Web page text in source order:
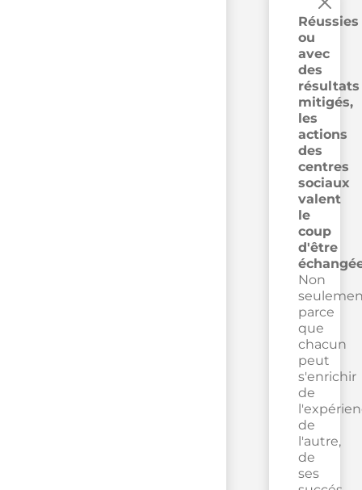
Réussies
ou
avec
des
résultats
mitigés,
les
actions
des
centres
sociaux
valent
le
coup
d'être
Non
parce
que
chacun
peut
s'enrichir
de
de
l'autre,
de
ses
×